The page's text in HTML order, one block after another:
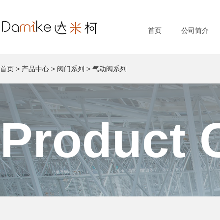
首页 公司简介
首页 > 产品中心 > 阀门系列 > 气动阀系列
Product